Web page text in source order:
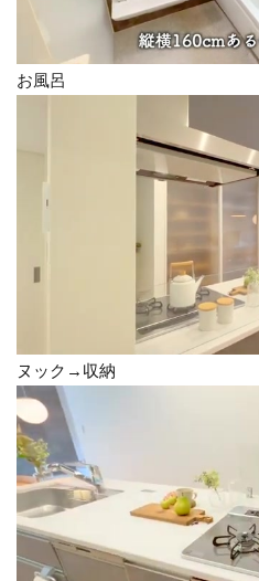
お風呂
ヌック→収納